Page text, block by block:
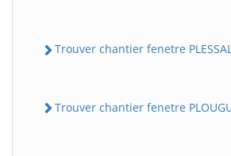
Trouver chantier fenetre
Trouver chantier fenetre